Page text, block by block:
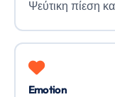
Ψεύτικη πίεση
Emotion